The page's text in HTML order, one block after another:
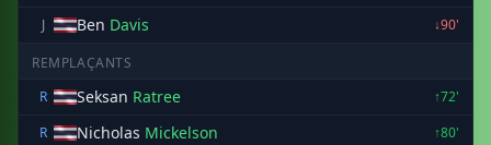
J
Ben Davis ↓90'
REMPLAÇANTS
R
Seksan Ratree
↑72'
R
Nicholas Mickelson
↑80'